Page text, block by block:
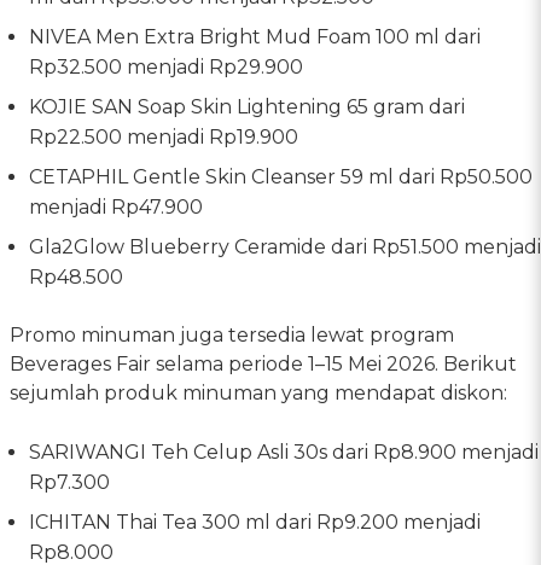
NIVEA Men Extra Bright Mud Foam 100 ml dari
Rp32.500 menjadi Rp29.900
KOJIE SAN Soap Skin Lightening 65 gram dari
Rp22.500 menjadi Rp19.900
CETAPHIL Gentle Skin Cleanser 59 ml dari Rp50.500
menjadi Rp47.900
Gla2Glow Blueberry Ceramide dari Rp51.500 menjadi
Rp48.500
Promo minuman juga tersedia lewat program
Beverages Fair selama periode 1–15 Mei 2026. Berikut
sejumlah produk minuman yang mendapat diskon:
SARIWANGI Teh Celup Asli 30s dari Rp8.900 menjadi
Rp7.300
ICHITAN Thai Tea 300 ml dari Rp9.200 menjadi
Rp8.000